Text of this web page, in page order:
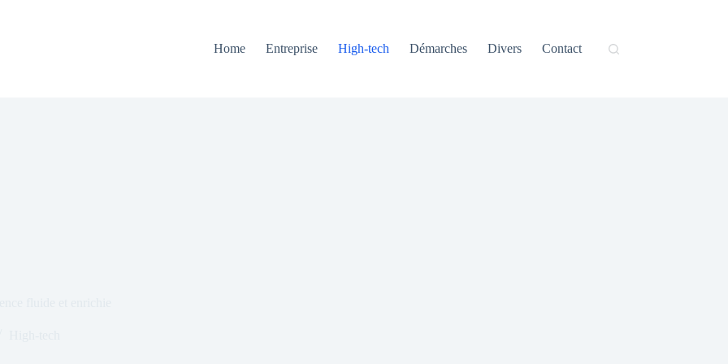
Home
Entreprise High-tech Démarches Divers Contact